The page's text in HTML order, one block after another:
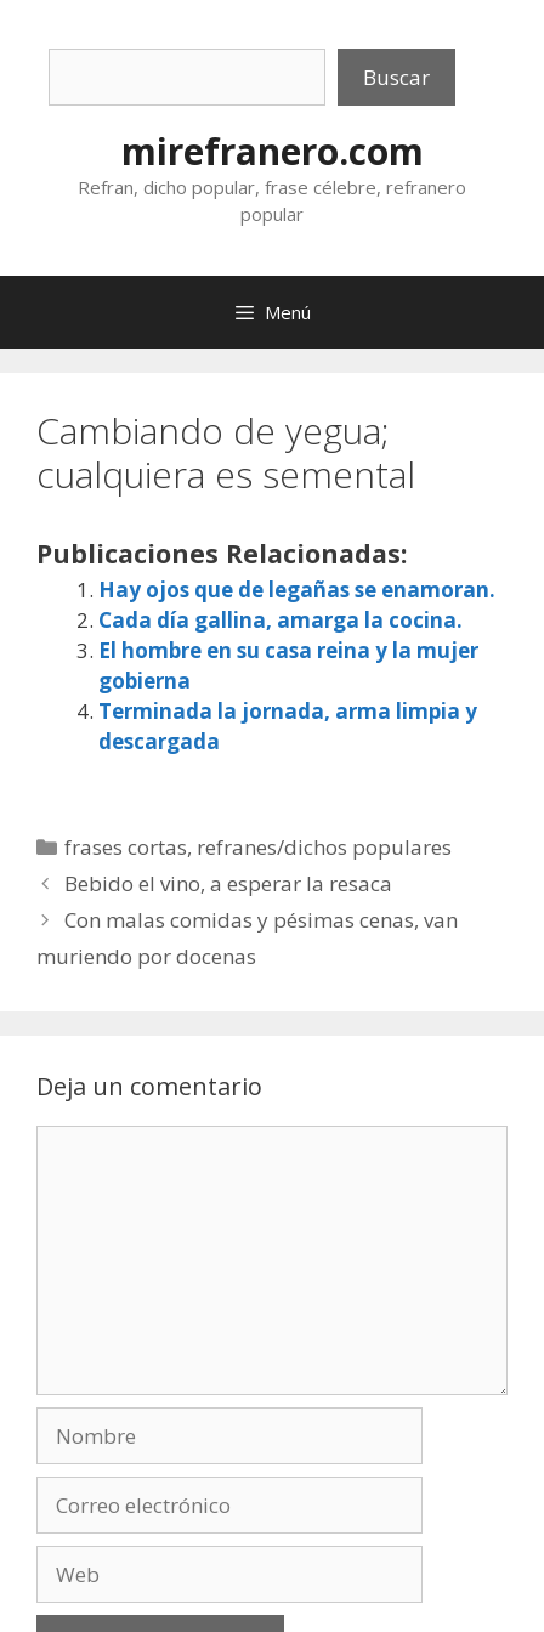
Buscar
mirefranero.com
Refran, dicho popular, frase célebre, refranero
popular
Menú
Cambiando de yegua;
cualquiera es semental
Publicaciones Relacionadas:
Hay ojos que de legañas se enamoran.
Cada día gallina, amarga la cocina.
El hombre en su casa reina y la mujer
gobierna
Terminada la jornada, arma limpia y
descargada
Categorías
frases cortas, refranes/dichos populares
Bebido el vino, a esperar la resaca
Con malas comidas y pésimas cenas, van
muriendo por docenas
Deja un comentario
electrónico